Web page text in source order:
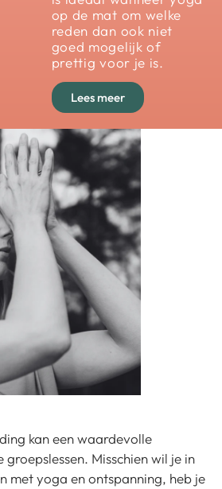
op de mat om welke
reden dan ook niet
goed mogelijk of
prettig voor je is.
Lees meer
kan een waardevolle
Misschien wil je in
met yoga en ontspanning, heb je